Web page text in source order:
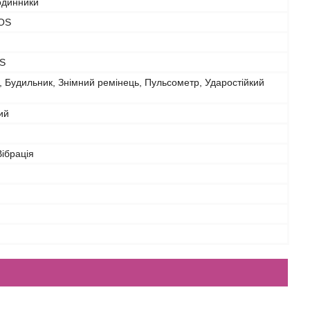
Знімний ремінець, Пульсометр, Ударостійкий